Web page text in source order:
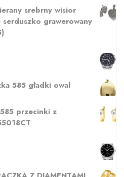
srebrny wisior
grawerowany
585 gładki owal
przecinki z